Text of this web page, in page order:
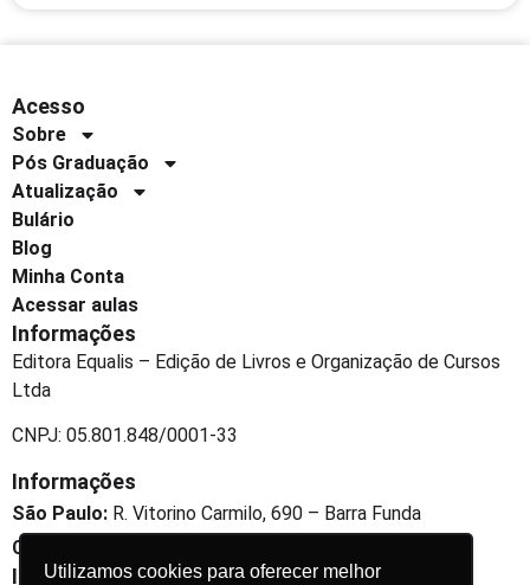
Utilizamos cookies para oferecer melhor
Acesso
Sobre
Pós Graduação
Atualização
Bulário
Blog
Minha Conta
Acessar aulas
Informações
Editora Equalis – Edição de Livros e Organização de Cursos
Ltda
CNPJ: 05.801.848/0001-33
Informações
São Paulo: R. Vitorino Carmilo, 690 – Barra Funda
Curitiba:
Informações